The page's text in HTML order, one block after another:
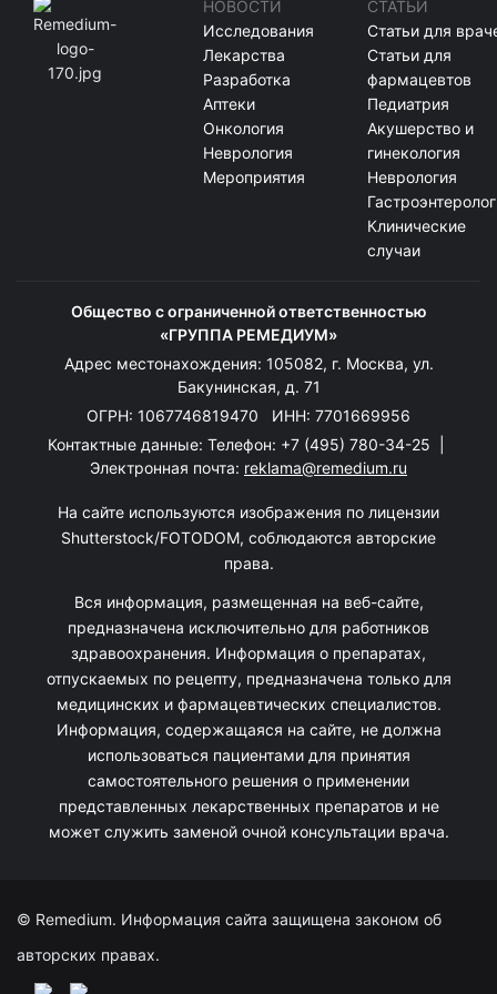
НОВОСТИ
Исследования
Лекарства
Разработка
Аптеки
Онкология
Неврология
Мероприятия
СТАТЬИ
Статьи для
Статьи для
фармацевтов
Педиатрия
Акушерство и
гинекология
Неврология
Клинические
случаи
Общество с ограниченной ответственностью
«ГРУППА РЕМЕДИУМ»
Адрес местонахождения: 105082, г. Москва, ул.
Бакунинская, д. 71
ОГРН: 1067746819470 ИНН: 7701669956
Контактные данные: Телефон: +7 (495) 780-34-25
Электронная почта: reklama@remedium.ru
На сайте используются изображения по лицензии
Shutterstock/FOTODOM, соблюдаются авторские
права.
Вся информация, размещенная на веб-сайте,
предназначена исключительно для работников
здравоохранения. Информация о препаратах,
отпускаемых по рецепту, предназначена только для
медицинских и фармацевтических специалистов.
Информация, содержащаяся на сайте, не должна
использоваться пациентами для принятия
самостоятельного решения о применении
представленных лекарственных препаратов и не
может служить заменой очной консультации врача.
© Remedium. Информация сайта защищена законом об
авторских правах.